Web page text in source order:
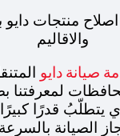
منتجات
والاقاليم
صيانة دايو
لمعرفتنا
يتطلّبُ قدرًا
الصيانة